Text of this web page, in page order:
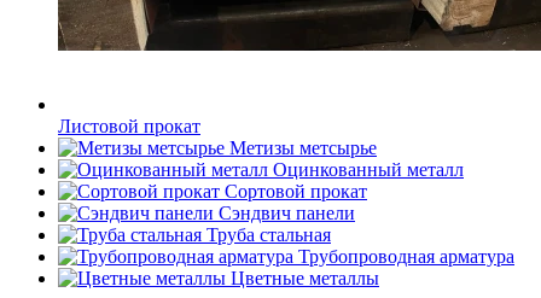
Листовой прокат
Метизы метсырье
Оцинкованный металл
Сортовой прокат
Сэндвич панели
Труба стальная
Трубопроводная арматура
Цветные металлы